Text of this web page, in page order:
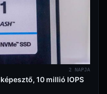
2 NAPJA
10 millió IOPS